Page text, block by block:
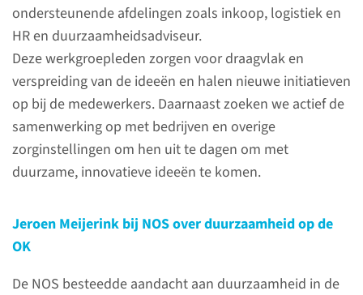
ondersteunende afdelingen zoals inkoop, logistiek en
HR en duurzaamheidsadviseur.
Deze werkgroepleden zorgen voor draagvlak en
verspreiding van de ideeën en halen nieuwe initiatieven
op bij de medewerkers. Daarnaast zoeken we actief de
samenwerking op met bedrijven en overige
zorginstellingen om hen uit te dagen om met
duurzame, innovatieve ideeën te komen.
Jeroen Meijerink bij NOS over duurzaamheid op de
OK
De NOS besteedde aandacht aan duurzaamheid in de
Op initiatief van het
Radboudumc en met hulp van
het ministerie van VWS is een
landelijk netwerk opgericht van
ziekenhuizen om de OK te
verduurzamen: De Groene OK.
Het netwerk wordt gesteund
wetenschappelijke
verenigingen en
medewerkers op de OK.